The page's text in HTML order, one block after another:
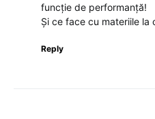
funcție de performanță!
Și ce face cu materiile la
Reply